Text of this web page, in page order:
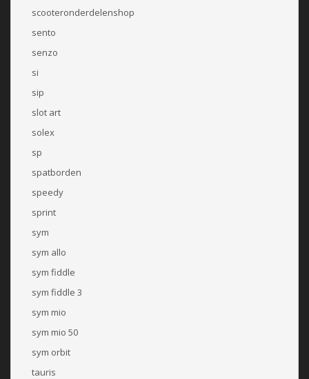
scooteronderdelenshop
sento
senzo
si
sip
slot art
solex
sp
spatborden
speedy
sprint
sym
sym allo
sym fiddle
sym fiddle 3
sym mio
sym mio 50
sym orbit
tauris